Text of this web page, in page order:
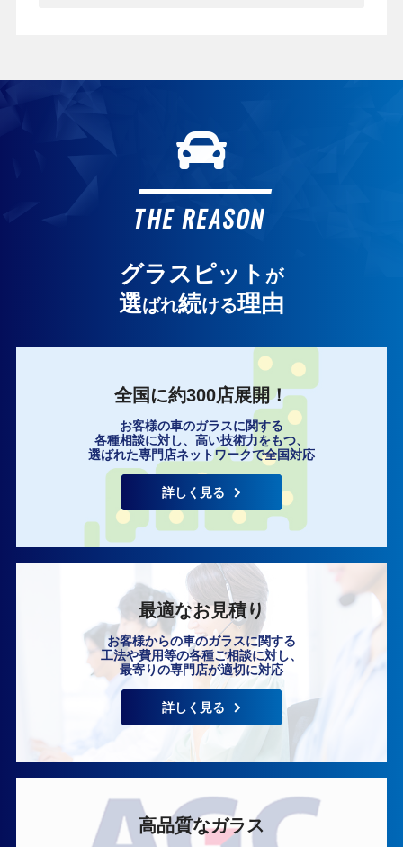
THE REASON
グラスピット が
選ばれ続ける理由
全国に約300店展開！
お客様の車のガラスに関する
各種相談に対し、高い技術力をもつ、
選ばれた専門店ネットワークで全国対応
詳しく見る
最適なお見積り
お客様からの車のガラスに関する
工法や費用等の各種ご相談に対し、
最寄りの専門店が適切に対応
詳しく見る
高品質なガラス